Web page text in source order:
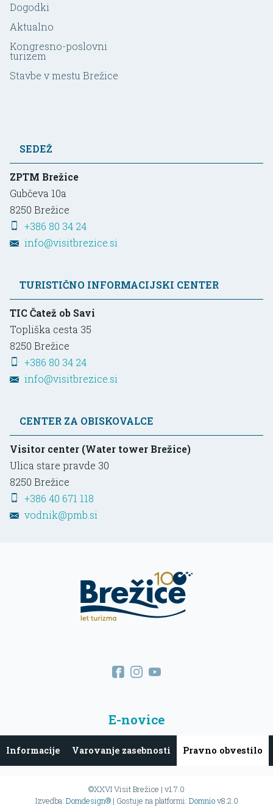
Dogodki
Aktualno
Kongresno-poslovni
turizem
Stavbe v mestu Brežice
SEDEŽ
ZPTM Brežice
Gubčeva 10a
8250 Brežice
+386 80 34 24
info@visitbrezice.si
TURISTIČNO INFORMACIJSKI CENTER
TIC Čatež ob Savi
Topliška cesta 35
8250 Brežice
+386 80 34 24
info@visitbrezice.si
CENTER ZA OBISKOVALCE
Visitor center (Water tower Brežice)
Ulica stare pravde 30
8250 Brežice
+386 40 671 118
vodnik@pmb.si
E-novice
Informacije Varovanje zasebnosti Pravno obvestilo
©XXVI Visit Brežice | v1.7.0
Izvedba: Domdesign®| Gostuje na platformi: Domniov8.2.0